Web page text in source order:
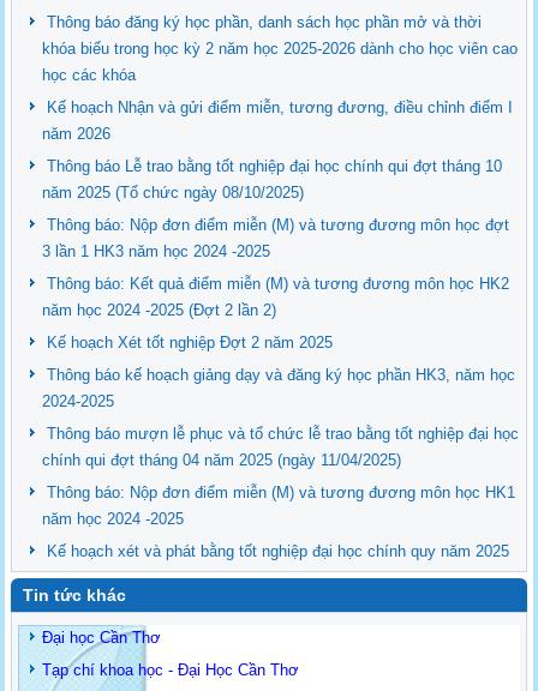
Thông báo đăng ký học phần, danh sách học phần mở và thời
khóa biểu trong học kỳ 2 năm học 2025-2026 dành cho học viên cao
học các khóa
Kế hoạch Nhận và gửi điểm miễn, tương đương, điều chỉnh điểm I
năm 2026
Thông báo Lễ trao bằng tốt nghiệp đại học chính qui đợt tháng 10
năm 2025 (Tổ chức ngày 08/10/2025)
Thông báo: Nộp đơn điểm miễn (M) và tương đương môn học đợt
3 lần 1 HK3 năm học 2024 -2025
Thông báo: Kết quả điểm miễn (M) và tương đương môn học HK2
năm học 2024 -2025 (Đợt 2 lần 2)
Kế hoạch Xét tốt nghiệp Đợt 2 năm 2025
Thông báo kế hoạch giảng dạy và đăng ký học phần HK3, năm học
2024-2025
Thông báo mượn lễ phục và tổ chức lễ trao bằng tốt nghiệp đại học
chính qui đợt tháng 04 năm 2025 (ngày 11/04/2025)
Thông báo: Nộp đơn điểm miễn (M) và tương đương môn học HK1
năm học 2024 -2025
Kế hoạch xét và phát bằng tốt nghiệp đại học chính quy năm 2025
Tin tức khác
Đại học Cần Thơ
Tạp chí khoa học - Đại Học Cần Thơ